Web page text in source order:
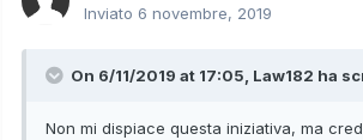
Inviato 6 novembre, 2019
On 6/11/2019 at 17:05, Law182 ha
Non mi dispiace questa iniziativa, ma